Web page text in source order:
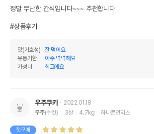
정말 무난한 간식입니다~~~ 추천합니다
#상품후기
맛(기호성)
잘 먹어요
유통기한
아주 넉넉해요
가성비
최고에요
우주쿠키
2022.01.18
우주(수컷) 3살 4.7kg 하나뿐인믹스
첫구매